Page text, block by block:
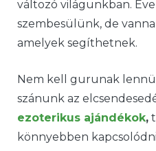
változó világunkban.
szembesülünk, de
amelyek segíthetnek.
Nem kell gurunak
szánunk az
ezoterikus ajándékok,
könnyebben